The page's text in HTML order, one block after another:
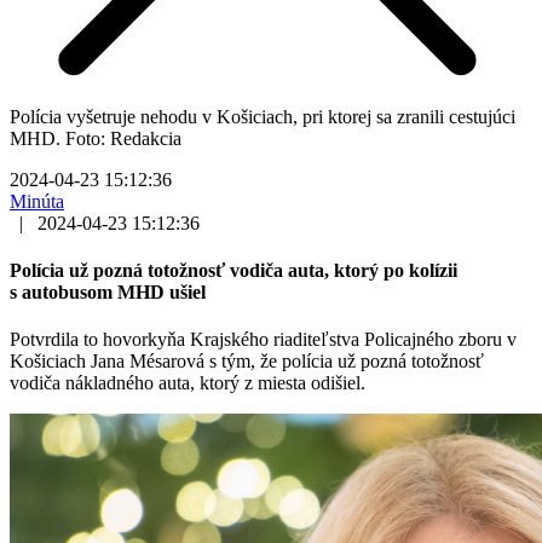
Polícia vyšetruje nehodu v Košiciach, pri ktorej sa zranili cestujúci
MHD. Foto: Redakcia
2024-04-23 15:12:36
Minúta
|
2024-04-23 15:12:36
Polícia už pozná totožnosť vodiča auta, ktorý po kolízii
s autobusom MHD ušiel
Potvrdila to hovorkyňa Krajského riaditeľstva Policajného zboru v
Košiciach Jana Mésarová s tým, že polícia už pozná totožnosť
vodiča nákladného auta, ktorý z miesta odišiel.